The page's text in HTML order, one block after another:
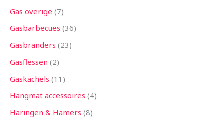
Gas overige 7
Gasbarbecues 36
Gasbranders 23
Gasflessen 2
Gaskachels 11
Hangmat accessoires 4
Haringen & Hamers 8